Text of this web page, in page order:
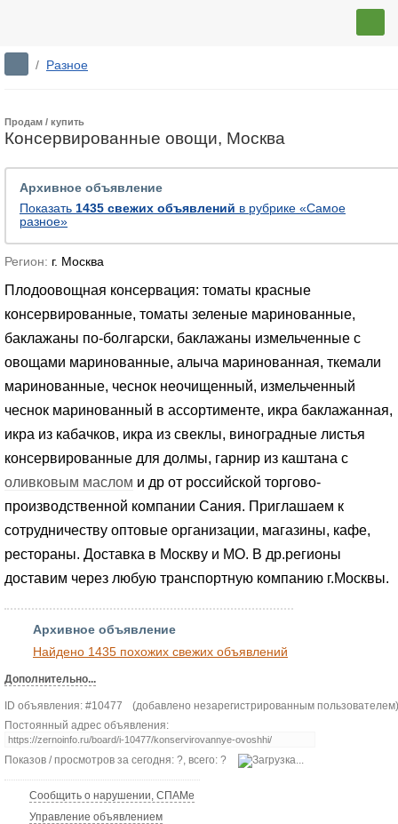
/ Разное
Продам / купить
Консервированные овощи, Москва
Архивное объявление
Показать 1435 свежих объявлений в рубрике «Самое
разное»
Регион: г. Москва
Плодоовощная консервация: томаты красные
консервированные, томаты зеленые маринованные,
баклажаны по-болгарски, баклажаны измельченные с
овощами маринованные, алыча маринованная, ткемали
маринованные, чеснок неочищенный, измельченный
чеснок маринованный в ассортименте, икра баклажанная,
икра из кабачков, икра из свеклы, виноградные листья
консервированные для долмы, гарнир из каштана с
оливковым маслом и др от российской торгово-
производственной компании Сания. Приглашаем к
сотрудничеству оптовые организации, магазины, кафе,
рестораны. Доставка в Москву и МО. В др.регионы
доставим через любую транспортную компанию г.Москвы.
Архивное объявление
Найдено 1435 похожих свежих объявлений
Дополнительно...
ID объявления: #10477
(добавлено незарегистрированным пользователем)
Постоянный адрес объявления:
Показов / просмотров за сегодня: ?, всего: ?
Сообщить о нарушении, СПАМе
Управление объявлением